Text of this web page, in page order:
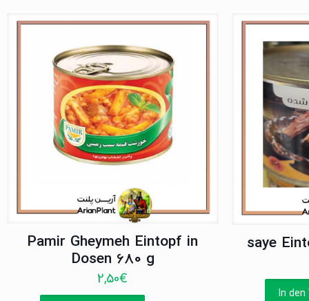
Pamir Gheymeh Eintopf in
Dosen 680 g
2,50€
saye
In den